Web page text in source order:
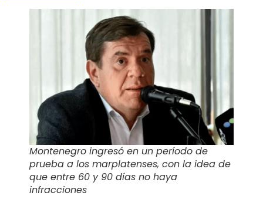
Montenegro ingresó en un período de
prueba a los marplatenses, con la idea de
que entre 60 y 90 días no haya
infracciones